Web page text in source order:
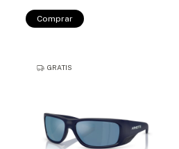
Comprar
GRATIS